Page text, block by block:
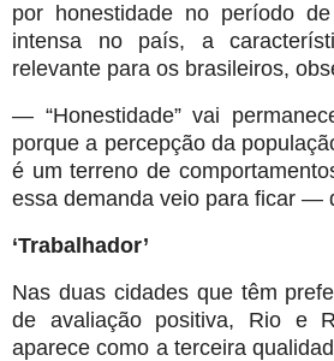
por honestidade no período
intensa no país, a
relevante para os brasileiros,
— “Honestidade” vai
porque a percepção da
é um terreno de
essa demanda veio para ficar —
‘Trabalhador’
Nas duas cidades que têm
de avaliação positiva, Rio e
aparece como a terceira